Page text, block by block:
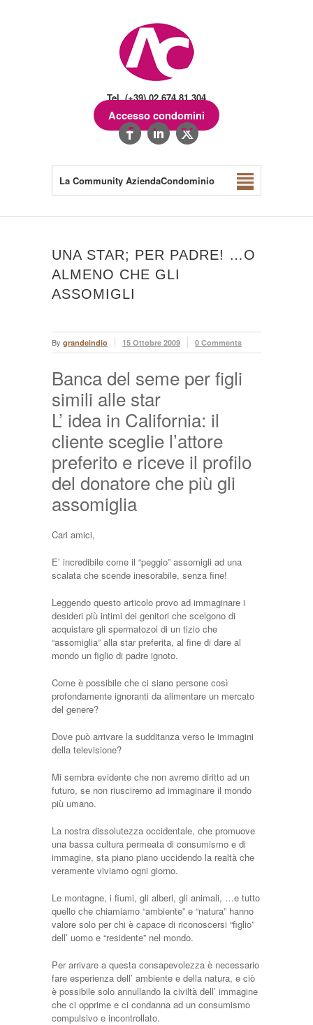
Tel. (+39) 02.674.81.304
Accesso condomini
La Community AziendaCondominio
UNA STAR; PER PADRE! …O
ALMENO CHE GLI
ASSOMIGLI
By grandeindio 15 Ottobre 2009 0 Comments
Banca del seme per figli
simili alle star
L’ idea in California: il
cliente sceglie l’attore
preferito e riceve il profilo
del donatore che più gli
assomiglia
Cari amici,
E’ incredibile come il “peggio” assomigli ad una
scalata che scende inesorabile, senza fine!
Leggendo questo articolo provo ad immaginare i
desideri più intimi dei genitori che scelgono di
acquistare gli spermatozoi di un tizio che
“assomiglia” alla star preferita, al fine di dare al
mondo un figlio di padre ignoto.
Come è possibile che ci siano persone così
profondamente ignoranti da alimentare un mercato
del genere?
Dove può arrivare la sudditanza verso le immagini
della televisione?
Mi sembra evidente che non avremo diritto ad un
futuro, se non riusciremo ad immaginare il mondo
più umano.
La nostra dissolutezza occidentale, che promuove
una bassa cultura permeata di consumismo e di
immagine, sta piano piano uccidendo la realtà che
veramente viviamo ogni giorno.
Le montagne, i fiumi, gli alberi, gli animali, …e tutto
quello che chiamiamo “ambiente” e “natura” hanno
valore solo per chi è capace di riconoscersi “figlio”
dell’ uomo e “residente” nel mondo.
Per arrivare a questa consapevolezza è necessario
fare esperienza dell’ ambiente e della natura, e ciò
è possibile solo annullando la civiltà dell’ immagine
che ci opprime e ci condanna ad un consumismo
compulsivo e incontrollato.